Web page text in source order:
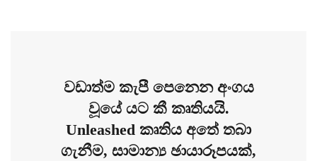
වඩාත්ම කැපී පෙනෙන අංගය
වූයේ යට කී කෘතියයි.
Unleashed කෘතිය අතේ තබා
ගැනීම, සාමාන්‍ය ඡායාරූපයක්,